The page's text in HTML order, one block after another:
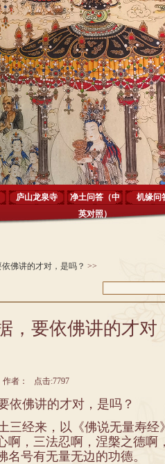
庐山龙泉寺
净土问答（中
英对照）
机缘问
佛讲的才对，是吗？ >>
，要依佛讲的才对
作者： 点击:7797
佛讲的才对，是吗？
经来，以《佛说无量寿经
啊，三法忍啊，涅槃之德啊
号有无量无边的功德。